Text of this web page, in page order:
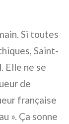
Si toutes
Saint-
Elle ne se
de
française
». Ça sonne